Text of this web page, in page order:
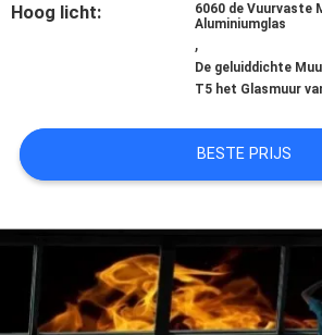
VERZOEK
SITEMAP
PRIVACY
POLICY
Hoog licht:
6060 de Vuurvaste
Aluminiumglas
,
De geluiddichte
T5 het Glasmuur
BESTE PRIJS